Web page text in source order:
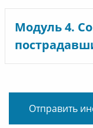
Модуль 4.
Отправить